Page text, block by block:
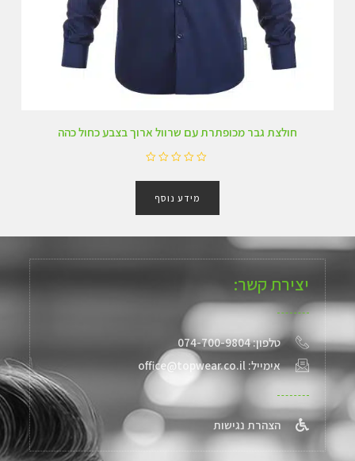
חולצת גבר מכופתרת עם שרוול ארוך בצבע כחול כהה
מ
ו
מידע נוסף
יצירת קשר:
טלפון: 074-700-9804
אימייל: office@topwear.co.il
הצהרת נגישות